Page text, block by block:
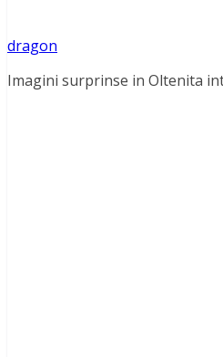
dragon
Imagini surprinse in Oltenita